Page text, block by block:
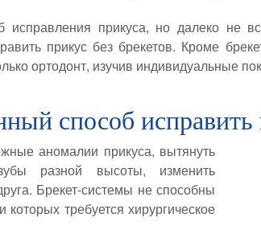
прикуса, но далеко не
прикус без брекетов. Кроме
ортодонт, изучив индивидуальные
способ исправить
аномалии прикуса, вытянуть
разной высоты, изменить
Брекет-системы не способны
требуется хирургическое